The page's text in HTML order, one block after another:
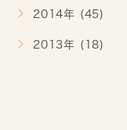
2014年 (45)
2013年 (18)